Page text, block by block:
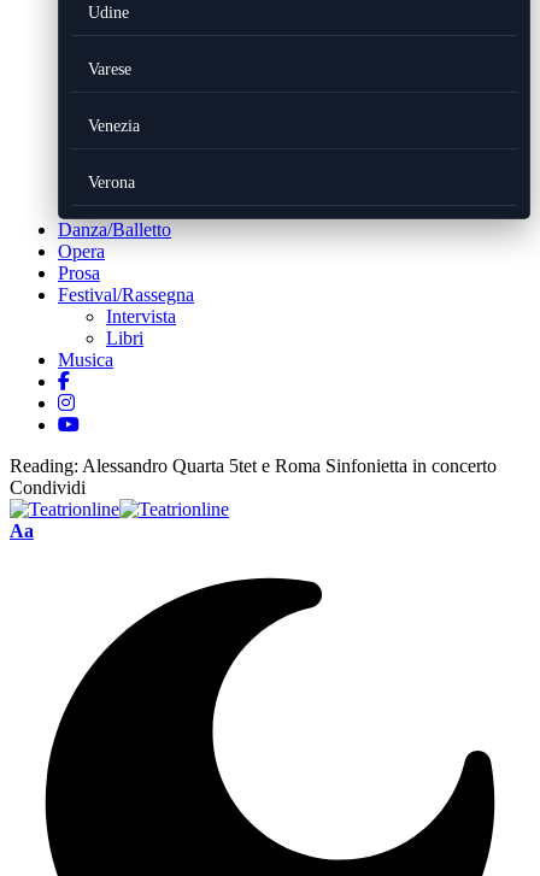
Udine
Varese
Venezia
Verona
Danza/Balletto
Opera
Prosa
Festival/Rassegna
Intervista
Libri
Musica
Reading: Alessandro Quarta 5tet e Roma Sinfonietta in concerto
Condividi
Font
Aa